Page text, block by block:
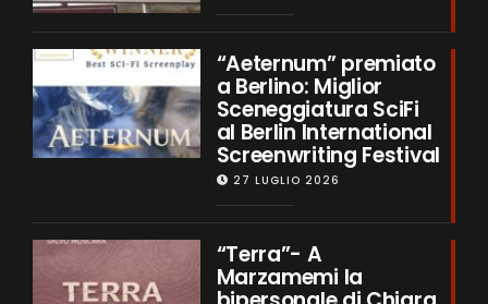
“Aeternum” premiato
a Berlino: Miglior
Sceneggiatura SciFi
al Berlin International
Screenwriting Festival
27 LUGLIO 2026
“Terra”- A
Marzamemi la